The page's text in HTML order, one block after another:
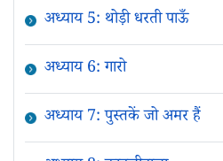
अध्याय 5: थोड़ी धरती पाऊँ
अध्याय 6: गारो
अध्याय 7: पुस्तकें जो अमर हैं